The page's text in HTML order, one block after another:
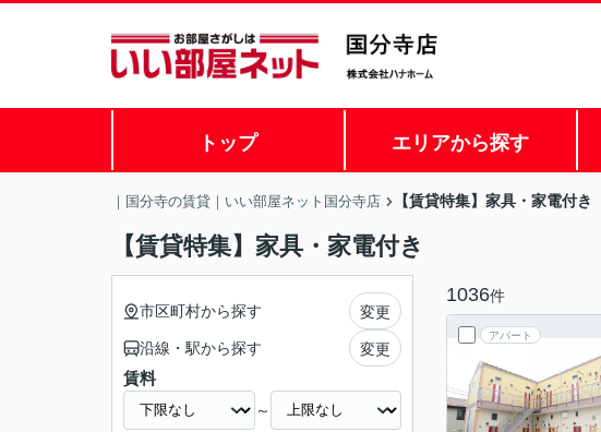
トップ エリアから探す
｜国分寺の賃貸｜いい部屋ネット国分寺店 【賃貸特集】家具・家電付き
【賃貸特集】家具・家電付き
1036件
アパート
市区町村から探す 変更
沿線・駅から探す 変更
賃料
～